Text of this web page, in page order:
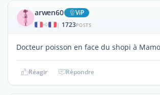
arwen60 ViP
| 1723POSTS
Docteur poisson en face du shopi à
Réagir Répondre